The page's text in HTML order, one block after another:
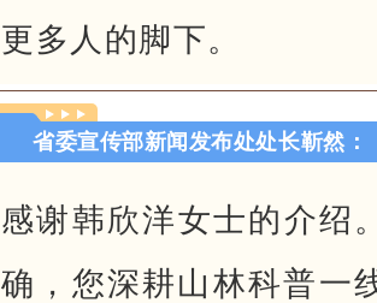
更多人的脚下。
省委宣传部新闻发布处处长靳然：
感谢韩欣洋女士的介绍
确，您深耕山林科普一